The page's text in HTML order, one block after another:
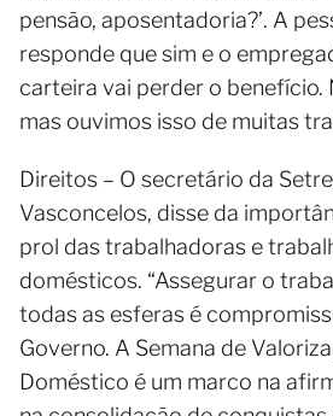
pensão, aposentadoria?’. A
responde que sim e o
carteira vai perder o benefício.
mas ouvimos isso de muitas
Direitos – O secretário da
Vasconcelos, disse da
prol das trabalhadoras e
domésticos. “Assegurar o
todas as esferas é
Governo. A Semana de
Doméstico é um marco na